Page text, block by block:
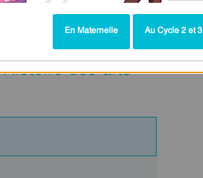
des arts –
En Maternelle Au Cycle 2 et 3